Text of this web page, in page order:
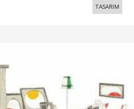
TASARIM